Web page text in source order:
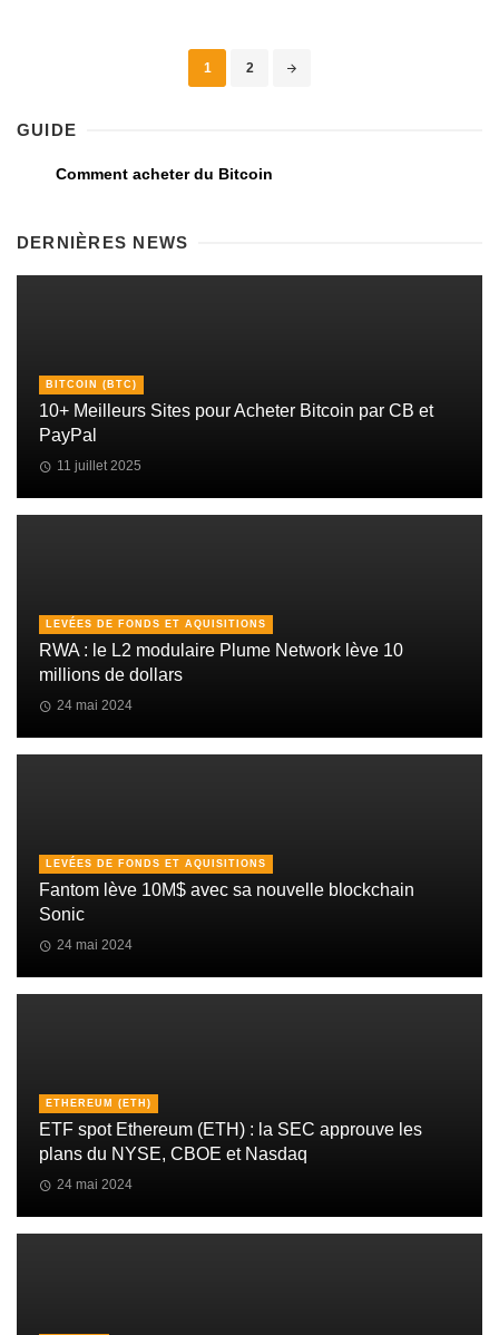
1 2
GUIDE
Comment acheter du Bitcoin
DERNIÈRES NEWS
BITCOIN (BTC)
10+ Meilleurs Sites pour Acheter Bitcoin par CB et
PayPal
11 juillet 2025
LEVÉES DE FONDS ET AQUISITIONS
RWA : le L2 modulaire Plume Network lève 10
millions de dollars
24 mai 2024
LEVÉES DE FONDS ET AQUISITIONS
Fantom lève 10M$ avec sa nouvelle blockchain
Sonic
24 mai 2024
ETHEREUM (ETH)
ETF spot Ethereum (ETH) : la SEC approuve les
plans du NYSE, CBOE et Nasdaq
24 mai 2024